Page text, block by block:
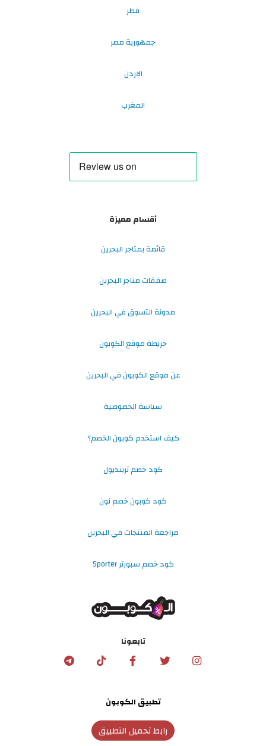
قطر
جمهورية مصر
الاردن
المغرب
أقسام مميزة
قائمة بمتاجر البحرين
صفقات متاجر البحرين
مدونة التسوق في البحرين
خريطة موقع الكوبون
عن موقع الكوبون في البحرين
سياسة الخصوصية
كيف استخدم كوبون الخصم؟
كود خصم ترينديول
كود كوبون خصم نون
مراجعة المنتجات في البحرين
كود خصم سبورتر Sporter
تابعونا
تطبيق الكوبون
رابط تحميل التطبيق